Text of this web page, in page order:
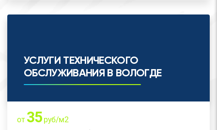
УСЛУГИ ТЕХНИЧЕСКОГО
ОБСЛУЖИВАНИЯ В ВОЛОГДЕ
от 35руб/м2